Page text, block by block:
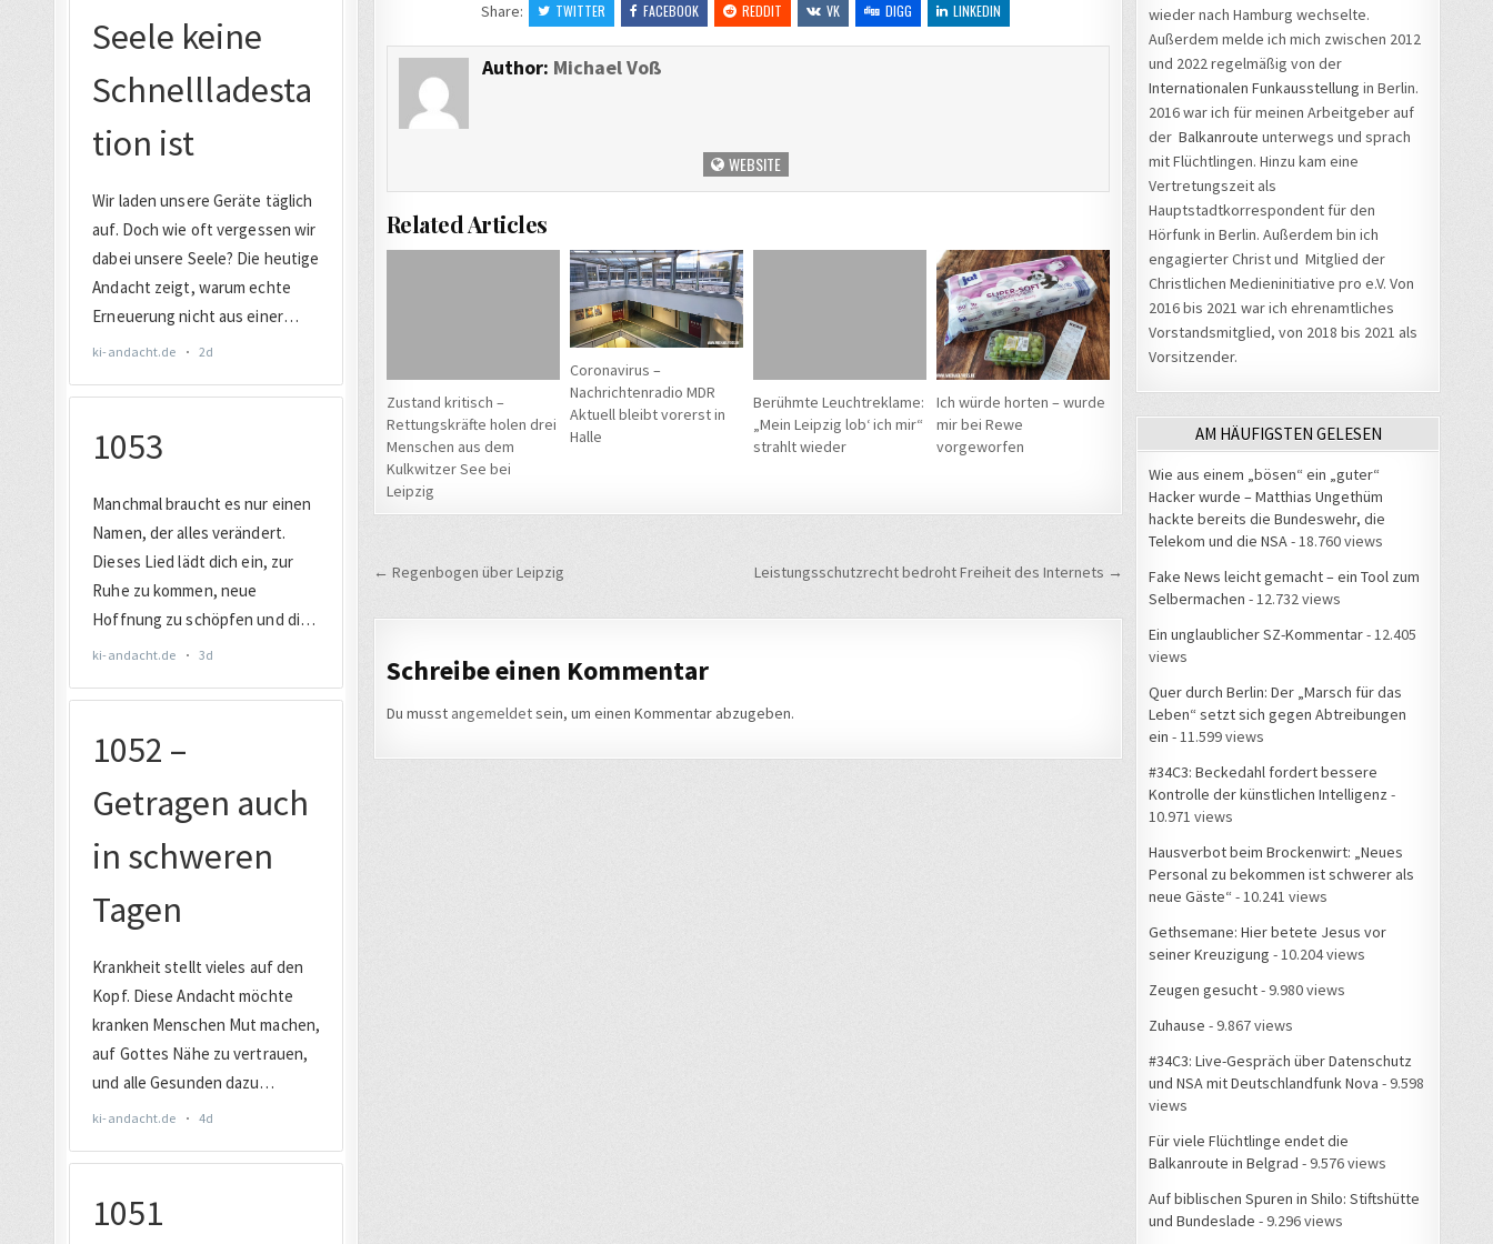
Share: TWITTER FACEBOOK REDDIT VK DIGG LINKEDIN
Author: Michael Voß
WEBSITE
Related Articles
Zustand kritisch –
Rettungskräfte holen drei
Menschen aus dem
Kulkwitzer See bei
Leipzig
Coronavirus –
Nachrichtenradio MDR
Aktuell bleibt vorerst in
Halle
Berühmte Leuchtreklame:
„Mein Leipzig lob‘ ich mir“
strahlt wieder
Ich würde horten – wurde
mir bei Rewe
vorgeworfen
Beitragsnavigation Leistungsschutzrecht bedroht Freiheit des Internets →
← Regenbogen über Leipzig
Schreibe einen Kommentar
Du musst angemeldetsein, um einen Kommentar abzugeben.
wieder nach Hamburg wechselte.
Außerdem melde ich mich zwischen 2012
und 2022 regelmäßig von der
Internationalen Funkausstellung in Berlin.
2016 war ich für meinen Arbeitgeber auf
der Balkanroute unterwegs und sprach
mit Flüchtlingen. Hinzu kam eine
Vertretungszeit als
Hauptstadtkorrespondent für den
Hörfunk in Berlin. Außerdem bin ich
engagierter Christ und Mitglied der
Christlichen Medieninitiative pro e.V. Von
2016 bis 2021 war ich ehrenamtliches
Vorstandsmitglied, von 2018 bis 2021 als
Vorsitzender.
AM HÄUFIGSTEN GELESEN
Wie aus einem „bösen“ ein „guter“
Hacker wurde – Matthias Ungethüm
hackte bereits die Bundeswehr, die
Telekom und die NSA - 18.760 views
Fake News leicht gemacht – ein Tool zum
Selbermachen - 12.732 views
Ein unglaublicher SZ-Kommentar- 12.405
views
Quer durch Berlin: Der „Marsch für das
Leben“ setzt sich gegen Abtreibungen
ein - 11.599 views
#34C3: Beckedahl fordert bessere
Kontrolle der künstlichen Intelligenz -
10.971 views
Hausverbot beim Brockenwirt: „Neues
Personal zu bekommen ist schwerer als
neue Gäste“ - 10.241 views
Gethsemane: Hier betete Jesus vor
seiner Kreuzigung - 10.204 views
Zeugen gesucht- 9.980 views
Zuhause - 9.867 views
#34C3: Live-Gespräch über Datenschutz
und NSA mit Deutschlandfunk Nova - 9.598
views
Für viele Flüchtlinge endet die
Balkanroute in Belgrad - 9.576 views
Auf biblischen Spuren in Shilo: Stiftshütte
und Bundeslade - 9.296 views